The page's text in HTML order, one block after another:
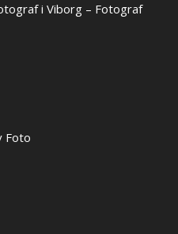
i Viborg – Fotograf
Foto